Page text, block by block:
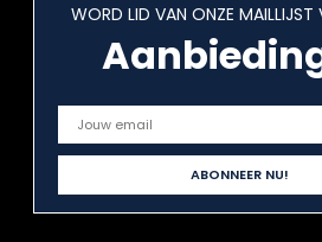
WORD LID VAN ONZE MAILLIJST